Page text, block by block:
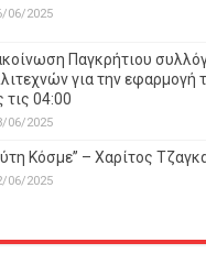
06/2025
Παγκρήτιου
για την εφαρμογή
τις 04:00
06/2025
Κόσμε’’ – Χαρίτος
06/2025